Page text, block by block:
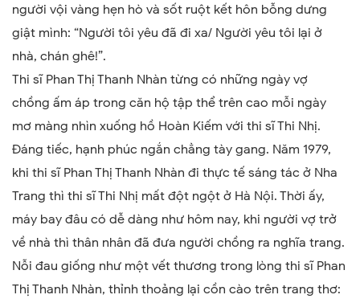
người vội vàng hẹn hò và sốt ruột kết hôn bỗng dưng
giật mình: “Người tôi yêu đã đi xa/ Người yêu tôi lại ở
nhà, chán ghê!”.
Thi sĩ Phan Thị Thanh Nhàn từng có những ngày vợ
chồng ấm áp trong căn hộ tập thể trên cao mỗi ngày
mơ màng nhìn xuống hồ Hoàn Kiếm với thi sĩ Thi Nhị.
Đáng tiếc, hạnh phúc ngắn chẳng tày gang. Năm 1979,
khi thi sĩ Phan Thị Thanh Nhàn đi thực tế sáng tác ở Nha
Trang thì thi sĩ Thi Nhị mất đột ngột ở Hà Nội. Thời ấy,
máy bay đâu có dễ dàng như hôm nay, khi người vợ trở
về nhà thì thân nhân đã đưa người chồng ra nghĩa trang.
Nỗi đau giống như một vết thương trong lòng thi sĩ Phan
Thị Thanh Nhàn, thỉnh thoảng lại cồn cào trên trang thơ: